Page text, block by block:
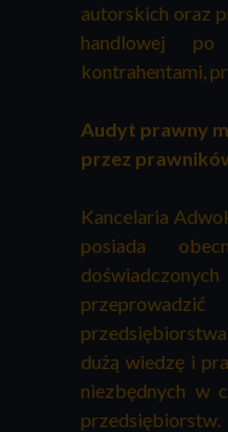
autorskich oraz
handlowej
kontrahentami,
Audyt prawny
przez
Kancelaria
posiada
dużą wiedzę i
niezbędnych w
przedsiębiorstw.